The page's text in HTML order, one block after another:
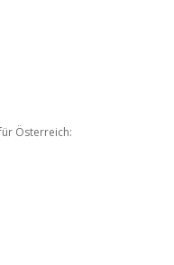
Österreich: